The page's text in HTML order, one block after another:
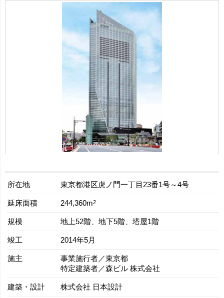
所在地 東京都港区虎ノ門一丁目23番1号～4号
延床面積 244,360m2
規模 地上52階、地下5階、塔屋1階
竣工 2014年5月
施主
事業施行者／東京都
特定建築者／森ビル 株式会社
建築・設計 株式会社 日本設計